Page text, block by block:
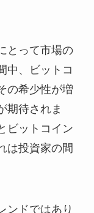
とって市場の
中、ビットコ
の希少性が増
期待されま
ビットコイン
は投資家の間
ンドではあり